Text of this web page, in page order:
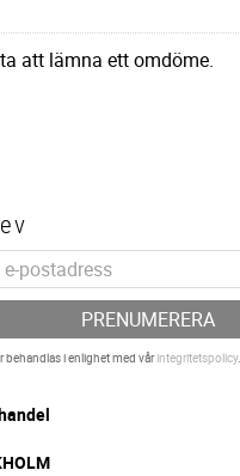
att lämna ett omdöme.
PRENUMERERA
i enlighet med vårintegritetspolicy.